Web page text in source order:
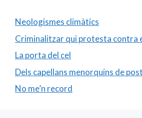
Neologismes climàtics
Criminalitzar qui protesta contra
La porta del cel
Dels capellans menorquins de
No me’n record